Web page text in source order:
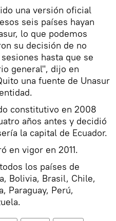
una versión oficial
seis países hayan
lo que podemos
su decisión de no
hasta que se
general", dijo en
una fuente de Unasur
constitutivo en 2008
años antes y decidió
la capital de Ecuador.
en vigor en 2011.
los países de
Bolivia, Brasil, Chile,
Paraguay, Perú,